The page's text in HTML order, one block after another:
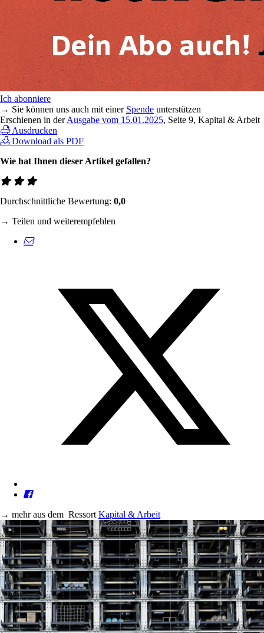
Ich abonniere
→ Sie können uns auch mit einer Spende unterstützen
Erschienen in derAusgabe vom 15.01.2025, Seite 9, Kapital & Arbeit
Ausdrucken
Download als PDF
Wie hat Ihnen dieser Artikel gefallen?
Durchschnittliche Bewertung: 0,0
→ Teilen und weiterempfehlen
→ mehr aus dem Ressort Kapital & Arbeit